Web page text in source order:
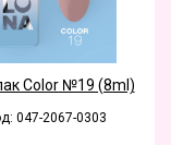
Color №19 (8ml)
047-2067-0303